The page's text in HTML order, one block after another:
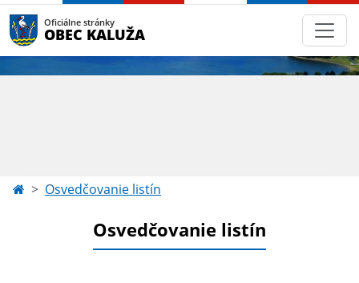
Oficiálne stránky
OBEC KALUŽA
Osvedčovanie listín
Osvedčovanie listín